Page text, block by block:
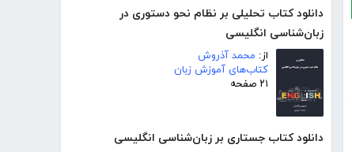
دانلود کتاب تحلیلی بر نظام نحو دستوری در
زبان‌شناسی انگلیسی
از: محمد آذروش
کتاب‌های آموزش زبان
۲۱ صفحه
دانلود کتاب جستاری بر زبان‌شناسی انگلیسی